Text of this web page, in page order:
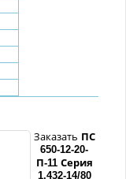
Заказать ПС
650-12-20-
П-11 Серия
1.432-14/80